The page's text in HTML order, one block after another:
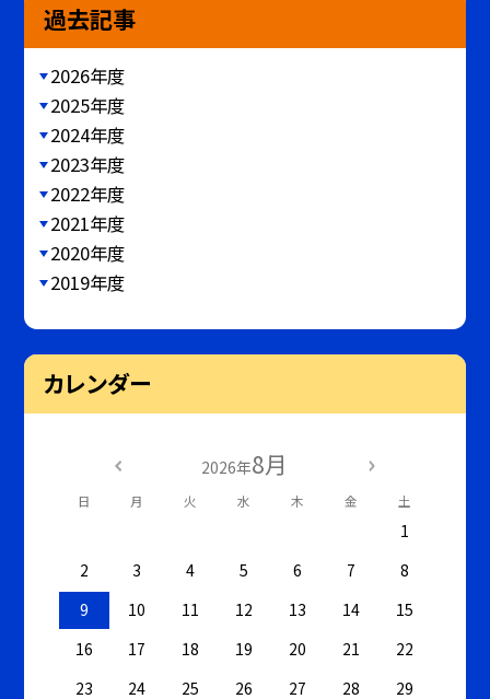
過去記事
2026年度
2025年度
2024年度
2023年度
2022年度
2021年度
2020年度
2019年度
カレンダー
2026年8月
日 月 火 水 木 金 土
1
2
3 4 5 6 7
8
9
10 11 12 13 14
15
16
17 18 19 20 21
22
23
24 25 26 27 28
29